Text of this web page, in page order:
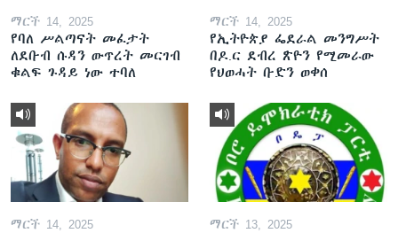
ማርች 14, 2025
የባለ ሥልጣናት መፈታት
ለደቡብ ሱዳን ውጥረት መርገብ
ቁልፍ ጉዳይ ነው ተባለ
ማርች 14, 2025
የኢትዮጵያ ፌደራል መንግሥት
በዶ.ር ደብረ ጽዮን የሚመራው
የህወሓት ቡድን ወቀሰ
ማርች 14, 2025 ማርች 13, 2025